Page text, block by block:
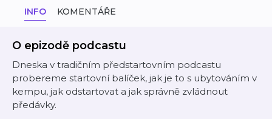
INFO KOMENTÁŘE
O epizodě podcastu
Dneska v tradičním předstartovním podcastu
probereme startovní balíček, jak je to s ubytováním v
kempu, jak odstartovat a jak správně zvládnout
předávky.